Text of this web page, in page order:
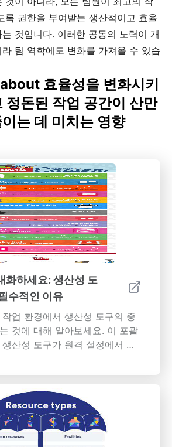
록 권한을 부여받는 생산적이고 효율
것입니다. 이러한 공동의 노력이 개
팀 역학에도 변화를 가져올 수 있습
효율성을 변화시키
정돈된 작업 공간이 산만
는 데 미치는 영향
화하세요: 생산성 도
수적인 이유
업 환경에서 생산성 도구의 중
것에 대해 알아보세요. 이 포괄
산성 도구가 원격 설정에서 흔
, 고립 및 시간 관리와 같은 문
하는지 조사합니다. 프로젝트
제공하는 다양한 기능을 발견하
업을 강화합니다. 생산성 도구를
는 이점, 즉 개선된 시간 관리,